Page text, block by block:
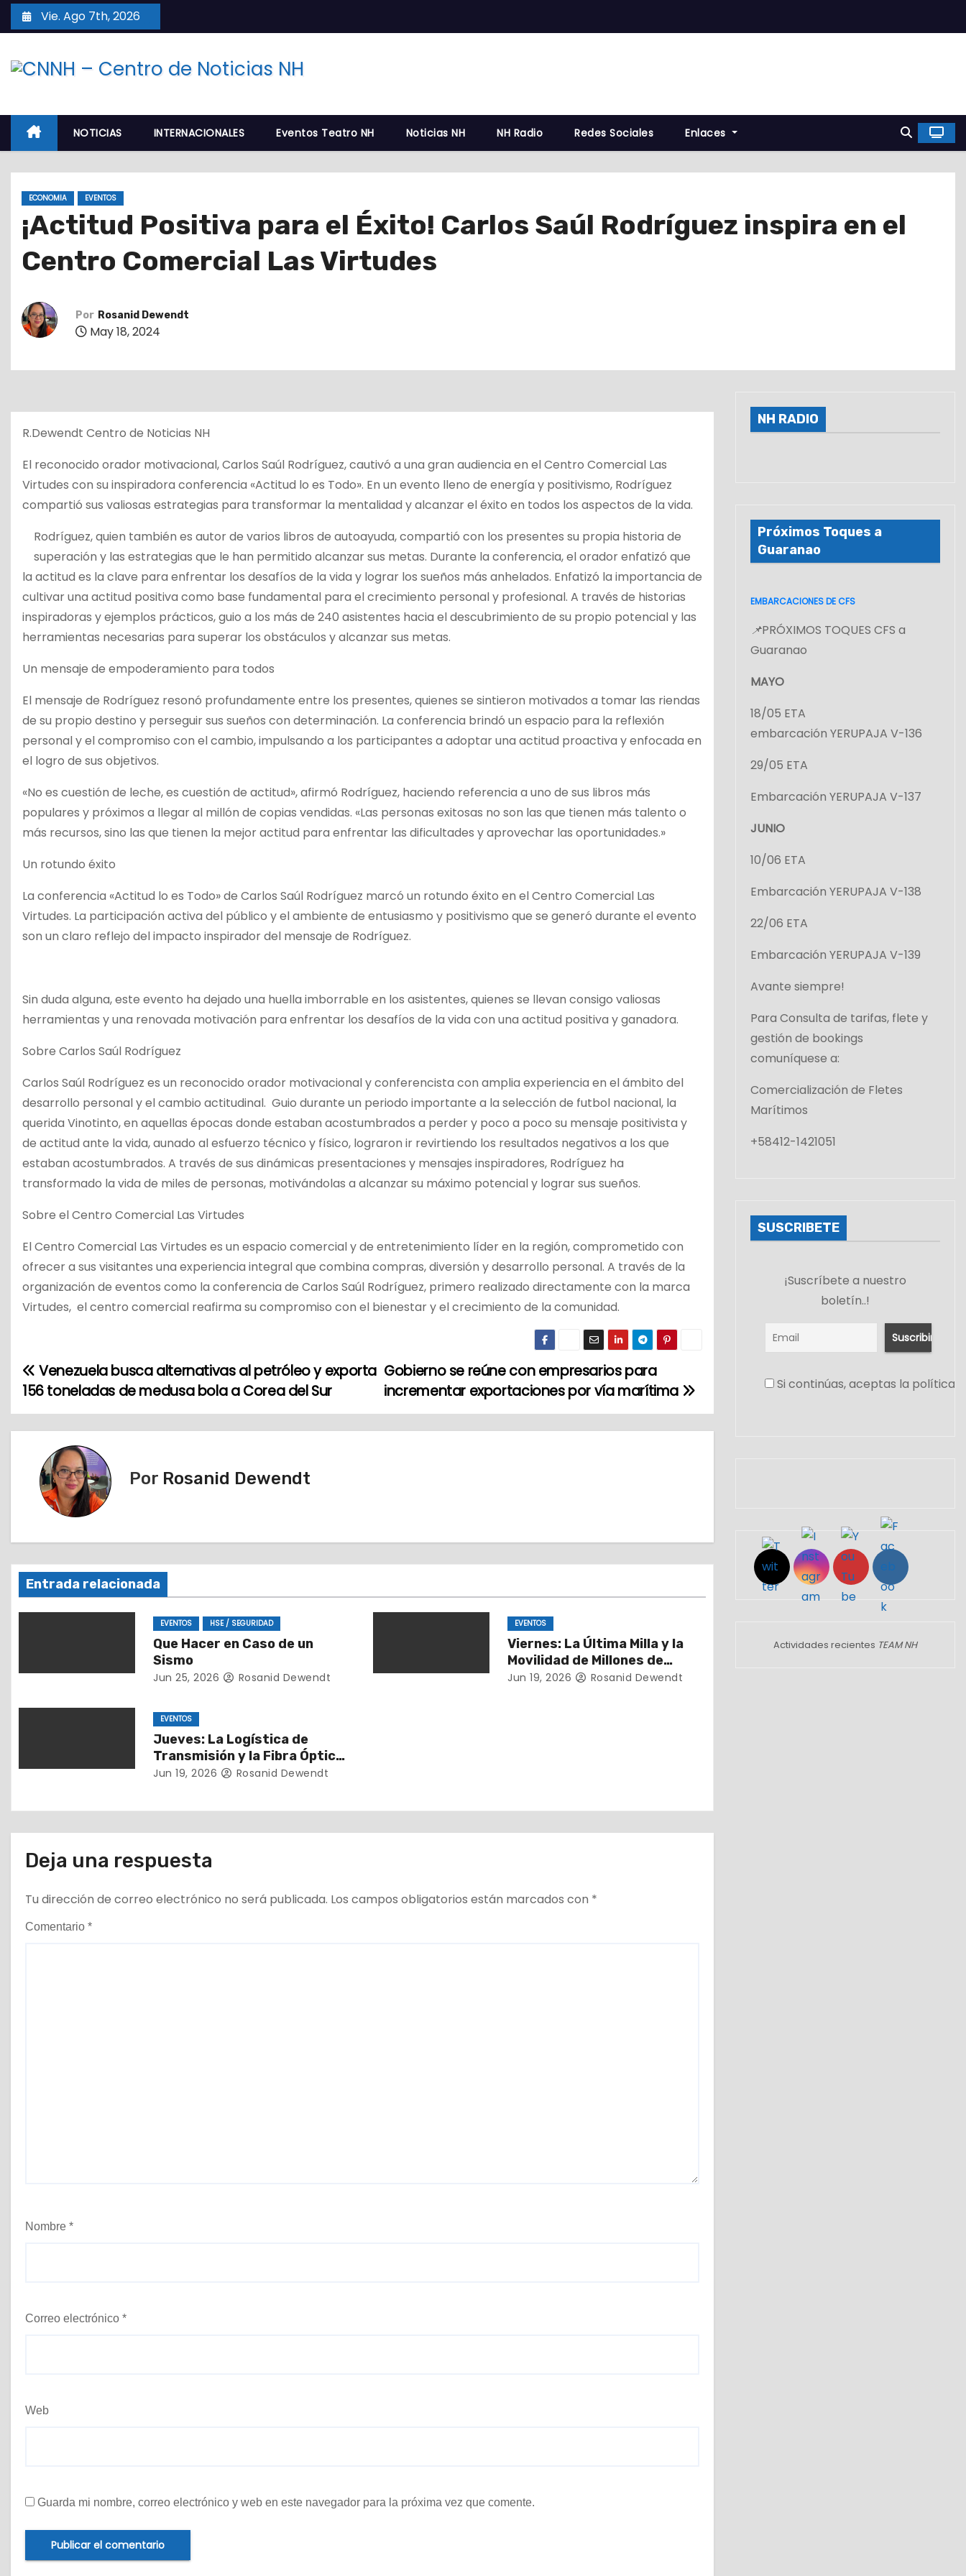
a
l
Vie. Ago 7th, 2026
NOTICIAS INTERNACIONALES Eventos Teatro NH Noticias NH NH Radio Redes Sociales Enlaces
ECONOMIA EVENTOS
¡Actitud Positiva para el Éxito! Carlos Saúl Rodríguez inspira en el
Centro Comercial Las Virtudes
Por Rosanid Dewendt
May 18, 2024
R.Dewendt Centro de Noticias NH
El reconocido orador motivacional, Carlos Saúl Rodríguez, cautivó a una gran audiencia en el Centro Comercial Las
Virtudes con su inspiradora conferencia «Actitud lo es Todo». En un evento lleno de energía y positivismo, Rodríguez
compartió sus valiosas estrategias para transformar la mentalidad y alcanzar el éxito en todos los aspectos de la vida.
Rodríguez, quien también es autor de varios libros de autoayuda, compartió con los presentes su propia historia de
superación y las estrategias que le han permitido alcanzar sus metas. Durante la conferencia, el orador enfatizó que
la actitud es la clave para enfrentar los desafíos de la vida y lograr los sueños más anhelados. Enfatizó la importancia de
cultivar una actitud positiva como base fundamental para el crecimiento personal y profesional. A través de historias
inspiradoras y ejemplos prácticos, guio a los más de 240 asistentes hacia el descubrimiento de su propio potencial y las
herramientas necesarias para superar los obstáculos y alcanzar sus metas.
Un mensaje de empoderamiento para todos
El mensaje de Rodríguez resonó profundamente entre los presentes, quienes se sintieron motivados a tomar las riendas
de su propio destino y perseguir sus sueños con determinación. La conferencia brindó un espacio para la reflexión
personal y el compromiso con el cambio, impulsando a los participantes a adoptar una actitud proactiva y enfocada en
el logro de sus objetivos.
«No es cuestión de leche, es cuestión de actitud», afirmó Rodríguez, haciendo referencia a uno de sus libros más
populares y próximos a llegar al millón de copias vendidas. «Las personas exitosas no son las que tienen más talento o
más recursos, sino las que tienen la mejor actitud para enfrentar las dificultades y aprovechar las oportunidades.»
Un rotundo éxito
La conferencia «Actitud lo es Todo» de Carlos Saúl Rodríguez marcó un rotundo éxito en el Centro Comercial Las
Virtudes. La participación activa del público y el ambiente de entusiasmo y positivismo que se generó durante el evento
son un claro reflejo del impacto inspirador del mensaje de Rodríguez.
Sin duda alguna, este evento ha dejado una huella imborrable en los asistentes, quienes se llevan consigo valiosas
herramientas y una renovada motivación para enfrentar los desafíos de la vida con una actitud positiva y ganadora.
Sobre Carlos Saúl Rodríguez
Carlos Saúl Rodríguez es un reconocido orador motivacional y conferencista con amplia experiencia en el ámbito del
desarrollo personal y el cambio actitudinal. Guio durante un periodo importante a la selección de futbol nacional, la
querida Vinotinto, en aquellas épocas donde estaban acostumbrados a perder y poco a poco su mensaje positivista y
de actitud ante la vida, aunado al esfuerzo técnico y físico, lograron ir revirtiendo los resultados negativos a los que
estaban acostumbrados. A través de sus dinámicas presentaciones y mensajes inspiradores, Rodríguez ha
transformado la vida de miles de personas, motivándolas a alcanzar su máximo potencial y lograr sus sueños.
Sobre el Centro Comercial Las Virtudes
El Centro Comercial Las Virtudes es un espacio comercial y de entretenimiento líder en la región, comprometido con
ofrecer a sus visitantes una experiencia integral que combina compras, diversión y desarrollo personal. A través de la
organización de eventos como la conferencia de Carlos Saúl Rodríguez, primero realizado directamente con la marca
Virtudes, el centro comercial reafirma su compromiso con el bienestar y el crecimiento de la comunidad.
N
a
v
c
i
ó
d
e
n
r
a
d
a
Gobierno se reúne con empresarios para
incrementar exportaciones por vía marítima
Venezuela busca alternativas al petróleo y exporta
156 toneladas de medusa bola a Corea del Sur
Por Rosanid Dewendt
Entrada relacionada
EVENTOS HSE / SEGURIDAD
Que Hacer en Caso de un
Sismo
Jun 25, 2026 Rosanid Dewendt
EVENTOS
Viernes: La Última Milla y la
Movilidad de Millones de
Almas
Jun 19, 2026 Rosanid Dewendt
EVENTOS
Jueves: La Logística de
Transmisión y la Fibra Óptica
Mundial
Jun 19, 2026 Rosanid Dewendt
Deja una respuesta
Tu dirección de correo electrónico no será publicada. Los campos obligatorios están marcados con *
Comentario *
Nombre *
Correo electrónico *
Web
Guarda mi nombre, correo electrónico y web en este navegador para la próxima vez que comente.
NH RADIO
Próximos Toques a
Guaranao
EMBARCACIONES DE CFS
📌PRÓXIMOS TOQUES CFS a
Guaranao
MAYO
18/05 ETA
embarcación YERUPAJA V-136
29/05 ETA
Embarcación YERUPAJA V-137
JUNIO
10/06 ETA
Embarcación YERUPAJA V-138
22/06 ETA
Embarcación YERUPAJA V-139
Avante siempre!
Para Consulta de tarifas, flete y
gestión de bookings
comuníquese a:
Comercialización de Fletes
Marítimos
+58412-1421051
SUSCRIBETE
¡Suscríbete a nuestro
boletín..!
Si continúas, aceptas la política
Actividades recientes TEAM NH